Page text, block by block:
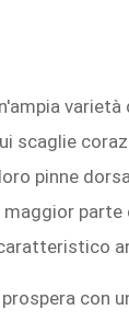
scaglie
pinne
parte
con